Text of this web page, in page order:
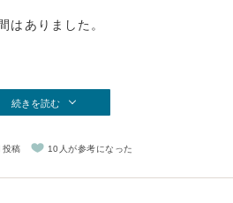
はありました。
続きを読む
稿 10人が参考になった